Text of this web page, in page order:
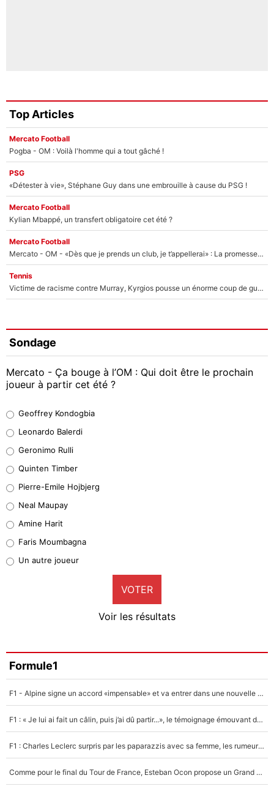
Top Articles
Mercato Football
Pogba - OM : Voilà l'homme qui a tout gâché !
PSG
«Détester à vie», Stéphane Guy dans une embrouille à cause du PSG !
Mercato Football
Kylian Mbappé, un transfert obligatoire cet été ?
Mercato Football
Mercato - OM - «Dès que je prends un club, je t’appellerai» : La promesse de Marcelino au moment de claquer la porte
Tennis
Victime de racisme contre Murray, Kyrgios pousse un énorme coup de gueule !
Sondage
Mercato - Ça bouge à l’OM : Qui doit être le prochain
joueur à partir cet été ?
38%
32%
5%
1%
9%
Faris Moumbagna
5%
Un autre joueur
5%
Geoffrey Kondogbia
Leonardo Balerdi
Geronimo Rulli
Quinten Timber
Pierre-Emile Hojbjerg
Neal Maupay
Amine Harit
Faris Moumbagna
Un autre joueur
VOTER
Voir les résultats
Formule1
F1 - Alpine signe un accord «impensable» et va entrer dans une nouvelle dimension : Grande nouvelle pour Pierre Gasly !
F1 : « Je lui ai fait un câlin, puis j’ai dû partir...», le témoignage émouvant de Max Verstappen sur sa fille
F1 : Charles Leclerc surpris par les paparazzis avec sa femme, les rumeurs étaient vraies !
Comme pour le final du Tour de France, Esteban Ocon propose un Grand Prix de Formule 1 à Paris : «Autour de l’Arc de Triomphe, ce serait génial» !